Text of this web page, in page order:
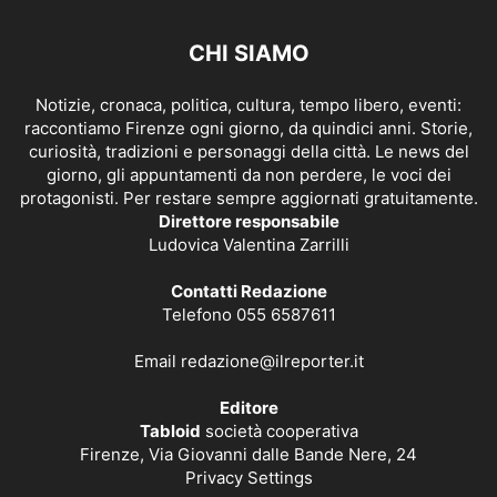
CHI SIAMO
Notizie, cronaca, politica, cultura, tempo libero, eventi:
raccontiamo Firenze ogni giorno, da quindici anni. Storie,
curiosità, tradizioni e personaggi della città. Le news del
giorno, gli appuntamenti da non perdere, le voci dei
protagonisti. Per restare sempre aggiornati gratuitamente.
Direttore responsabile
Ludovica Valentina Zarrilli
Contatti Redazione
Telefono 055 6587611
Email redazione@ilreporter.it
Editore
Tabloid società cooperativa
Firenze, Via Giovanni dalle Bande Nere, 24
Privacy Settings